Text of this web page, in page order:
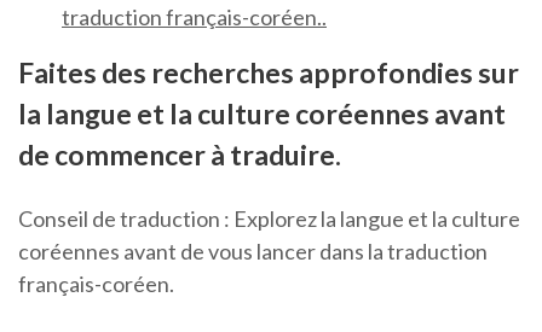
traduction français-coréen..
Faites des recherches approfondies sur
la langue et la culture coréennes avant
de commencer à traduire.
Conseil de traduction : Explorez la langue et la culture
coréennes avant de vous lancer dans la traduction
français-coréen.